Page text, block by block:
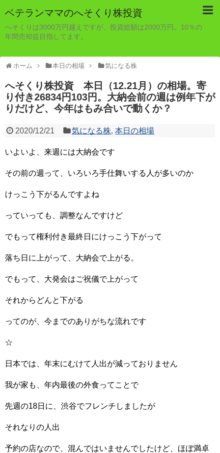
ベテランママのへそくり株投資
へそくりは3000万円越えですが、投資総額は2000万円。10％の
年間売却益目指してます。
ホーム 本日の相場 気になる株
へそくり株投資 本日（12.21月）の相場。寄
り付き26834円103円。大納会前の週は例年下が
りだけど、今年はもみ合いで動くか？
2020/12/21 気になる株,本日の相場
いよいよ、来週には大納会です
その前の週って、いろいろ手仕舞いする人が多いのか
けっこう下がるんですよね
っていっても、調整なんですけど
でもって権利付き最終日にけっこう下がって
落ち日に上がって、大納会で上がる。
でもって、大発会はご祝儀で上がって
それからどんと下がる
ってのが、今までのありがちな流れです
☆
日本では、年末にむけて人出が減っておりません
我が家も、年内最後の外食ってことで
先週の18日に、渋谷でフレンチしましたが
それなりの人出
予約の店なので、混んではいませんでしたけど、ほぼ満卓